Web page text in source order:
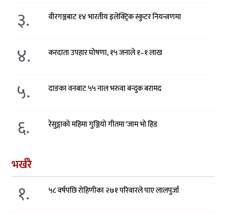
३. वीरगञ्जबाट १४ भारतीय इलेक्ट्रिक स्कुटर नियन्त्रणमा
४. करदाता उपहार घोषणा, १५ जनाले १–१ लाख
५. दाङका वनबाट ५५ नाल भरुवा बन्दुक बरामद
६. रेसुङ्गाको महिमा गुञ्जियो गीतमा ‘जाम भो हिड
भर्खरै
१. ५८ वर्षपछि रोहिणीका २७१ परिवारले पाए लालपुर्जा